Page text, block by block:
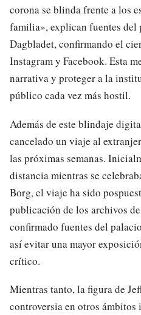
corona se blinda frente a los
familia», explican fuentes
Dagbladet, confirmando el
Instagram y Facebook. Esta
narrativa y proteger a la
público cada vez más hostil.
Además de este blindaje
cancelado un viaje al
las próximas semanas.
distancia mientras se
Borg, el viaje ha sido
publicación de los archivos
confirmado fuentes del
así evitar una mayor
crítico.
Mientras tanto, la figura de
controversia en otros ámbitos